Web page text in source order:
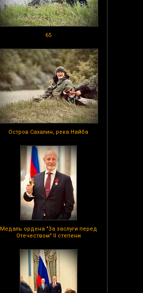
65
Остров Сахалин, река Найба
Медаль ордена "За заслуги перед
Отечеством" II степени